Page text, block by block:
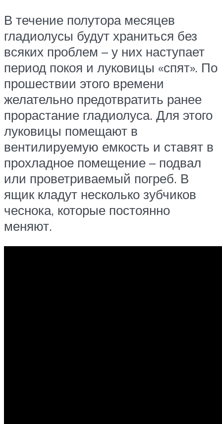
В течение полутора месяцев
гладиолусы будут храниться без
всяких проблем – у них наступает
период покоя и луковицы «спят». По
прошествии этого времени
желательно предотвратить ранее
прорастание гладиолуса. Для этого
луковицы помещают в
вентилируемую емкость и ставят в
прохладное помещение – подвал
или проветриваемый погреб. В
ящик кладут несколько зубчиков
чеснока, которые постоянно
меняют.